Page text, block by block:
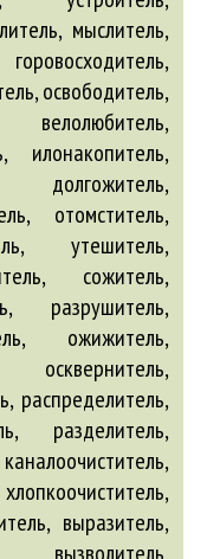
мыслитель,
освободитель,
илонакопитель,
отомститель,
утешитель,
сожитель,
разрушитель,
ожижитель,
осквернитель,
распределитель,
разделитель,
выразитель,